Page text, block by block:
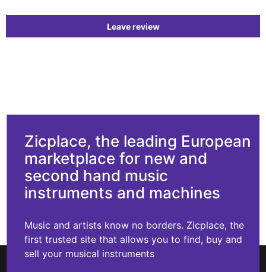
Leave review
Zicplace, the leading European
marketplace for new and
second hand music
instruments and machines
Music and artists know no borders. Zicplace, the
first trusted site that allows you to find, buy and
sell your musical instruments